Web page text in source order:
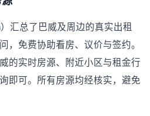
汇总了巴威及周边的真实出租
，免费协助看房、议价与签约。
的实时房源、附近小区与租金行
即可。所有房源均经核实，避免